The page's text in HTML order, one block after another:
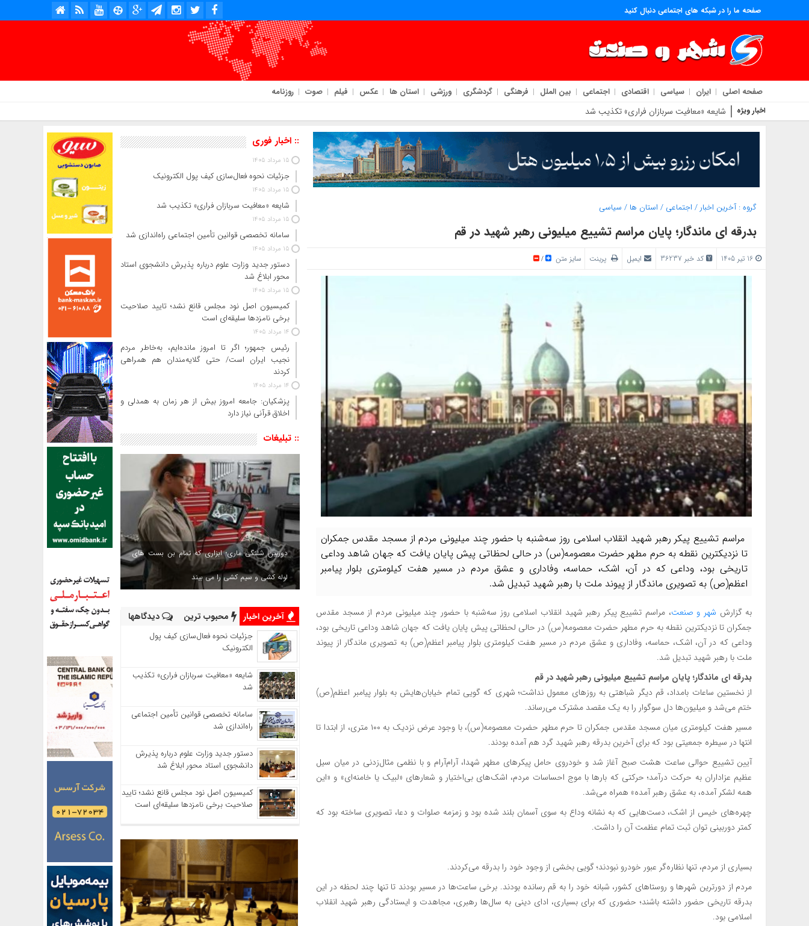
صفحه ما را در شبکه های اجتماعی دنبال کنید
صفحه اصلی ایران سیاسی اقتصادی اجتماعی بین الملل فرهنگی گردشگری ورزشی استان ها عکس فیلم صوت روزنامه
اخبار ویژه شایعه «معافیت سربازان فراری» تکذیب شد
گروه :آخرین اخبار / اجتماعی / استان ها / سیاسی
بدرقه‌ ای ماندگار؛ پایان مراسم تشییع میلیونی رهبر شهید در قم
کد خبر 36237 ایمیل پرینت سایز متن /
مراسم تشییع پیکر رهبر شهید انقلاب اسلامی روز سه‌شنبه با حضور چند میلیونی مردم از مسجد مقدس جمکران
تا نزدیکترین نقطه به حرم مطهر حضرت معصومه(س) در حالی لحظاتی پیش پایان یافت که جهان شاهد وداعی
تاریخی بود، وداعی که در آن، اشک، حماسه، وفاداری و عشق مردم در مسیر هفت کیلومتری بلوار پیامبر
اعظم(ص) به تصویری ماندگار از پیوند ملت با رهبر شهید تبدیل شد.
به گزارش شهر و صنعت، مراسم تشییع پیکر رهبر شهید انقلاب اسلامی روز سه‌شنبه با حضور چند میلیونی مردم از مسجد مقدس
جمکران تا نزدیکترین نقطه به حرم مطهر حضرت معصومه(س) در حالی لحظاتی پیش پایان یافت که جهان شاهد وداعی تاریخی بود،
وداعی که در آن، اشک، حماسه، وفاداری و عشق مردم در مسیر هفت کیلومتری بلوار پیامبر اعظم(ص) به تصویری ماندگار از پیوند
ملت با رهبر شهید تبدیل شد.
بدرقه‌ ای ماندگار؛ پایان مراسم تشییع میلیونی رهبر شهید در قم
از نخستین ساعات بامداد، قم دیگر شباهتی به روزهای معمول نداشت؛ شهری که گویی تمام خیابان‌هایش به بلوار پیامبر اعظم(ص)
ختم می‌شد و میلیون‌ها دل سوگوار را به یک مقصد مشترک می‌رساند.
مسیر هفت کیلومتری میان مسجد مقدس جمکران تا حرم مطهر حضرت معصومه(س)، با وجود عرض نزدیک به ۱۰۰ متری، از ابتدا تا
انتها در سیطره جمعیتی بود که برای آخرین بدرقه رهبر شهید گرد هم آمده بودند.
آیین تشییع حوالی ساعت هشت صبح آغاز شد و خودروی حامل پیکرهای مطهر شهدا، آرام‌آرام و با نظمی مثال‌زدنی در میان سیل
عظیم عزاداران به حرکت درآمد؛ حرکتی که بارها با موج احساسات مردم، اشک‌های بی‌اختیار و شعارهای «لبیک یا خامنه‌ای» و «این
همه لشکر آمده، به عشق رهبر آمده» همراه می‌شد.
چهره‌های خیس از اشک، دست‌هایی که به نشانه وداع به سوی آسمان بلند شده بود و زمزمه صلوات و دعا، تصویری ساخته بود که
کمتر دوربینی توان ثبت تمام عظمت آن را داشت.
بسیاری از مردم، تنها نظاره‌گر عبور خودرو نبودند؛ گویی بخشی از وجود خود را بدرقه می‌کردند.
مردم از دورترین شهرها و روستاهای کشور، شبانه خود را به قم رسانده بودند. برخی ساعت‌ها در مسیر بودند تا تنها چند لحظه در این
بدرقه تاریخی حضور داشته باشند؛ حضوری که برای بسیاری، ادای دینی به سال‌ها رهبری، مجاهدت و ایستادگی رهبر شهید انقلاب
اسلامی بود.
:: اخبار فوری
15 مرداد 1405
جزئیات نحوه فعال‌سازی کیف پول الکترونیک
15 مرداد 1405
شایعه «معافیت سربازان فراری» تکذیب شد
15 مرداد 1405
سامانه تخصصی قوانین تأمین اجتماعی راه‌اندازی شد
15 مرداد 1405
دستور جدید وزارت علوم درباره پذیرش دانشجوی استاد
محور ابلاغ شد
15 مرداد 1405
کمیسیون اصل نود مجلس قانع نشد؛ تایید صلاحیت
برخی نامزدها سلیقه‌ای است
14 مرداد 1405
رئیس‌ جمهور؛ اگر تا امروز مانده‌ایم، به‌خاطر مردم
نجیب ایران است/ حتی گلایه‌مندان هم همراهی
کردند
14 مرداد 1405
پزشکیان: جامعه امروز بیش از هر زمان به همدلی و
اخلاق قرآنی نیاز دارد
:: تبلیغات
دوربین شلنگی ماری؛ ابزاری که تمام بن بست های
لوله کشی و سیم کشی را می بیند
آخرین اخبار محبوب ترین دیدگاهها
جزئیات نحوه فعال‌سازی کیف پول
الکترونیک
شایعه «معافیت سربازان فراری» تکذیب
شد
سامانه تخصصی قوانین تأمین اجتماعی
راه‌اندازی شد
دستور جدید وزارت علوم درباره پذیرش
دانشجوی استاد محور ابلاغ شد
کمیسیون اصل نود مجلس قانع نشد؛ تایید
صلاحیت برخی نامزدها سلیقه‌ای است